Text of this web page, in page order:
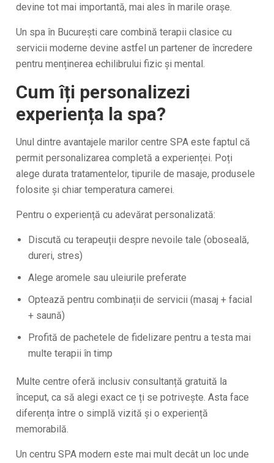
devine tot mai importantă, mai ales în marile orașe.
Un spa în București care combină terapii clasice cu
servicii moderne devine astfel un partener de încredere
pentru menținerea echilibrului fizic și mental.
Cum îți personalizezi
experiența la spa?
Unul dintre avantajele marilor centre SPA este faptul că
permit personalizarea completă a experienței. Poți
alege durata tratamentelor, tipurile de masaje, produsele
folosite și chiar temperatura camerei.
Pentru o experiență cu adevărat personalizată:
Discută cu terapeuții despre nevoile tale (oboseală,
dureri, stres)
Alege aromele sau uleiurile preferate
Optează pentru combinații de servicii (masaj + facial
+ saună)
Profită de pachetele de fidelizare pentru a testa mai
multe terapii în timp
Multe centre oferă inclusiv consultanță gratuită la
început, ca să alegi exact ce ți se potrivește. Asta face
diferența între o simplă vizită și o experiență
memorabilă.
Un centru SPA modern este mai mult decât un loc unde